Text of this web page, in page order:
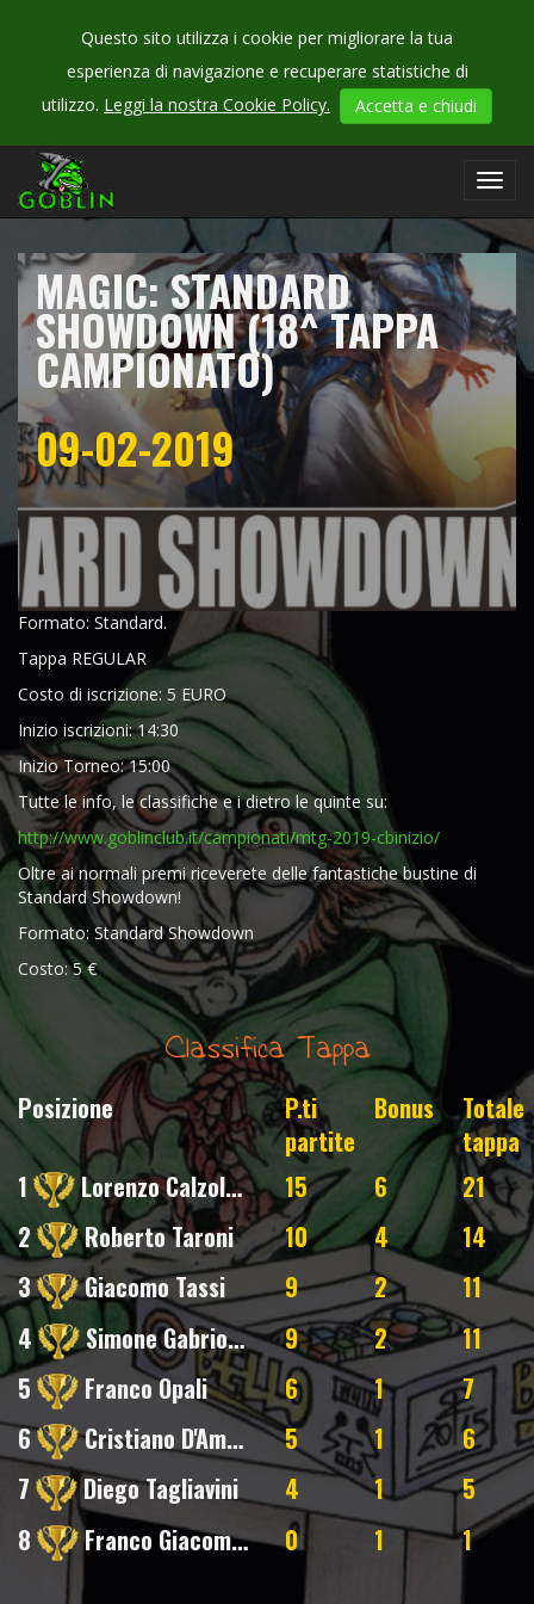
Questo sito utilizza i cookie per migliorare la tua
esperienza di navigazione e recuperare statistiche di
utilizzo. Leggi la nostra Cookie Policy. Accetta e chiudi
CHECK
OUR
MAGIC: STANDARD
SHOWDOWN (18^ TAPPA
CAMPIONATO)
09-02-2019
Formato: Standard.
Tappa REGULAR
Costo di iscrizione: 5 EURO
Inizio iscrizioni: 14:30
Inizio Torneo: 15:00
Tutte le info, le classifiche e i dietro le quinte su:
http://www.goblinclub.it/campionati/mtg-2019-cbinizio/
Oltre ai normali premi riceverete delle fantastiche bustine di
Standard Showdown!
Formato: Standard Showdown
Costo: 5 €
Classifica Tappa
Posizione
P.ti
partite
Bonus
Totale
tappa
1
Lorenzo Calzolari 15 6
21
2
Roberto Taroni 10 4
14
3
Giacomo Tassi 9 2
11
4
Simone Gabriotti 9 2
11
5
Franco Opali 6 1
7
6
Cristiano D'Amore 5 1
6
7
Diego Tagliavini 4 1
5
8
Franco Giacomelli 0 1 1